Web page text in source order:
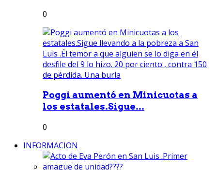
0
Poggi aumentó en Minicuotas a
los estatales.Sigue...
0
INFORMACION